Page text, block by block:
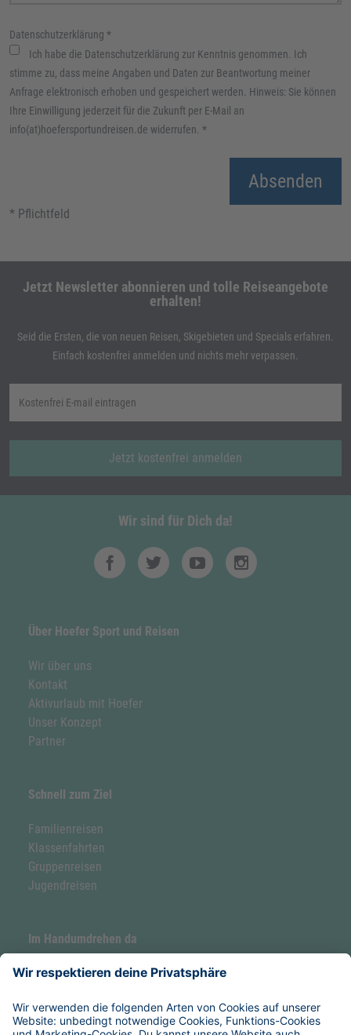
Datenschutzerklärung *
Ich habe die Datenschutzerklärung zur Kenntnis genommen. Ich
stimme zu, dass meine Angaben und Daten zur Beantwortung meiner
Anfrage elektronisch erhoben und gespeichert werden. Hinweis: Sie können
Ihre Einwilligung jederzeit für die Zukunft per E-Mail an
info(at)hoefersportundreisen.de widerrufen. *
Absenden
* Pflichtfeld
Jetzt Newsletter abonnieren und tolle Reiseangebote
erhalten!
Seid die Ersten, die von neuen Reisen, Skigebieten und Specials erfahren.
Einfach kostenfrei anmelden und nichts mehr verpassen.
Jetzt kostenfrei anmelden
Wir sind für Dich da!
Über Hoefer Sport und Reisen
Wir über uns
Kontakt
Aktivurlaub mit Hoefer
Unser Konzept
Partner
Schnell zum Ziel
Familienreisen
Klassenfahrten
Gruppenreisen
Jugendreisen
Im Handumdrehen da
Forellenhof by Hoefer